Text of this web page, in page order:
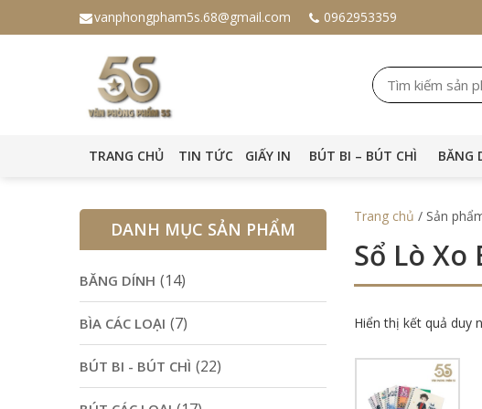
vanphongpham5s.68@gmail.com 0962953359
TRANG CHỦ TIN TỨC GIẤY IN BÚT BI – BÚT CHÌ BĂNG
Trang chủ / Sản
Sổ Lò Xo
Hiển thị kết quả duy
DANH MỤC SẢN PHẨM
BĂNG DÍNH (14)
BÌA CÁC LOẠI (7)
BÚT BI - BÚT CHÌ (22)